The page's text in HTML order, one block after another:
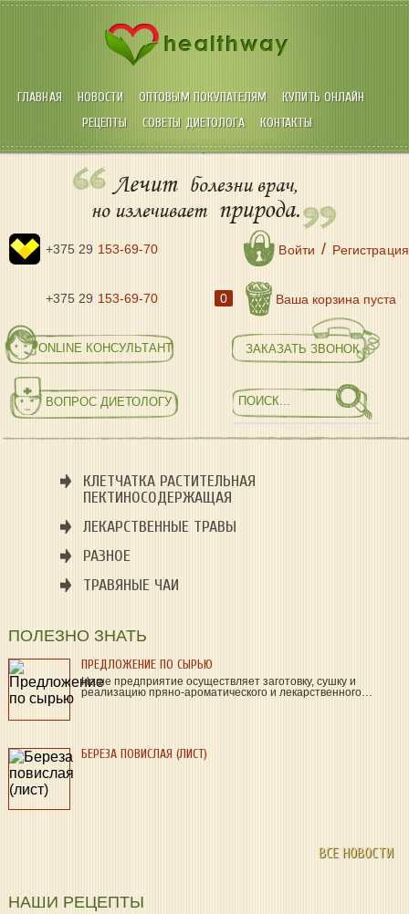
ГЛАВНАЯ НОВОСТИ ОПТОВЫМ ПОКУПАТЕЛЯМ
КУПИТЬ ОНЛАЙН
РЕЦЕПТЫ
СОВЕТЫ ДИЕТОЛОГА КОНТАКТЫ
+375 29 153-69-70
+375 29 153-69-70
Лечит болезни врач,
но излечивает природа.
Войти / Регистрация
0 Ваша корзина пуста
ЗАКАЗАТЬ ЗВОНОК
ВОПРОС ДИЕТОЛОГУ
ONLINE КОНСУЛЬТАНТ
КЛЕТЧАТКА РАСТИТЕЛЬНАЯ
ПЕКТИНОСОДЕРЖАЩАЯ
ЛЕКАРСТВЕННЫЕ ТРАВЫ
РАЗНОЕ
ТРАВЯНЫЕ ЧАИ
ПОЛЕЗНО ЗНАТЬ
ПРЕДЛОЖЕНИЕ ПО СЫРЬЮ
Наше предприятие осуществляет заготовку, сушку и
реализацию пряно-ароматического и лекарственного…
БЕРЕЗА ПОВИСЛАЯ (ЛИСТ)
ВСЕ НОВОСТИ
НАШИ РЕЦЕПТЫ